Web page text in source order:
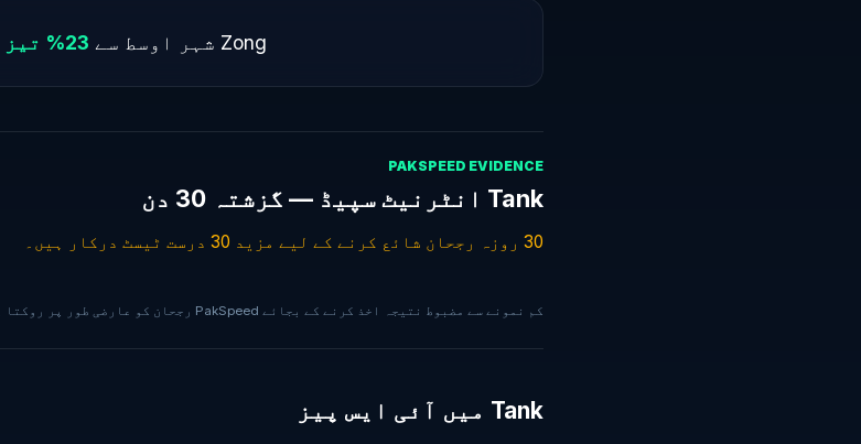
Zong شہر اوسط سے 23% تیز
PAKSPEED EVIDENCE
Tank انٹرنیٹ سپیڈ — گزشتہ 30 دن
30 روزہ رجحان شائع کرنے کے لیے مزید 30 درست ٹیسٹ درکار ہیں۔
کم نمونے سے مضبوط نتیجہ اخذ کرنے کے بجائے PakSpeed رجحان کو عارضی طور پر روکتا ہے۔
Tank میں آئی ایس پیز